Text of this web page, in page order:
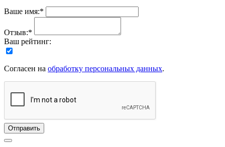
Ваше имя:*
Отзыв:*
Ваш рейтинг:
Согласен на обработку персональных данных.